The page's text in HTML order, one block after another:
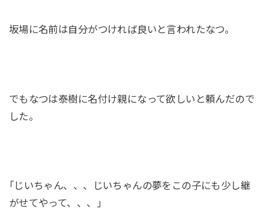
坂場に名前は自分がつければ良いと言われたなつ。
でもなつは泰樹に名付け親になって欲しいと頼んだので
した。
｢じいちゃん、、、じいちゃんの夢をこの子にも少し継
がせてやって、、、｣